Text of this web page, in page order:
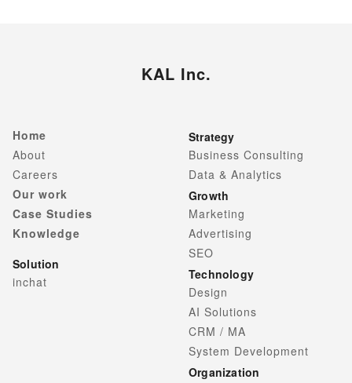
KAL Inc.
Home
About
Careers
Our work
Case Studies
Knowledge
Solution
inchat
Strategy
Business Consulting
Data & Analytics
Growth
Marketing
Advertising
SEO
Technology
Design
AI Solutions
CRM / MA
System Development
Organization